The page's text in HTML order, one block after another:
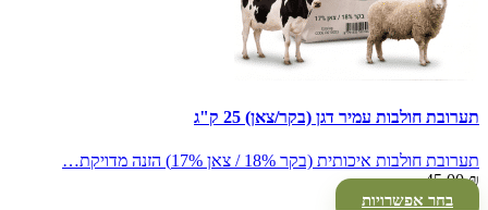
תערובת חולבות עמיר דגן (בקר/צאן) 25 ק"ג
תערובת חולבות איכותית (בקר 18% / צאן 17%) הזנה מדויקת…
45.00₪
בחר אפשרויות